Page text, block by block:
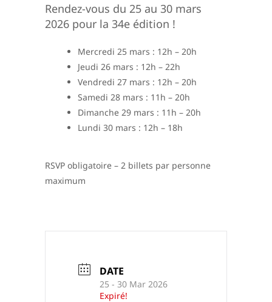
Rendez-vous du 25 au 30 mars
2026 pour la 34e édition !
Mercredi 25 mars : 12h – 20h
Jeudi 26 mars : 12h – 22h
Vendredi 27 mars : 12h – 20h
Samedi 28 mars : 11h – 20h
Dimanche 29 mars : 11h – 20h
Lundi 30 mars : 12h – 18h
RSVP obligatoire – 2 billets par personne
maximum
DATE
25 - 30 Mar 2026
Expiré!